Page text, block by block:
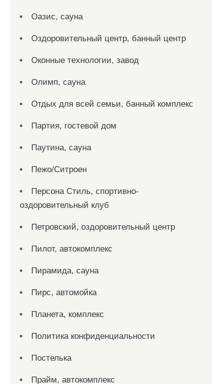
Оазис, сауна
Оздоровительный центр, банный центр
Оконные технологии, завод
Олимп, сауна
Отдых для всей семьи, банный комплекс
Партия, гостевой дом
Паутина, сауна
Пежо/Ситроен
Персона Стиль, спортивно-
оздоровительный клуб
Петровский, оздоровительный центр
Пилот, автокомплекс
Пирамида, сауна
Пирс, автомойка
Планета, комплекс
Политика конфиденциальности
Постелька
Прайм, автокомплекс